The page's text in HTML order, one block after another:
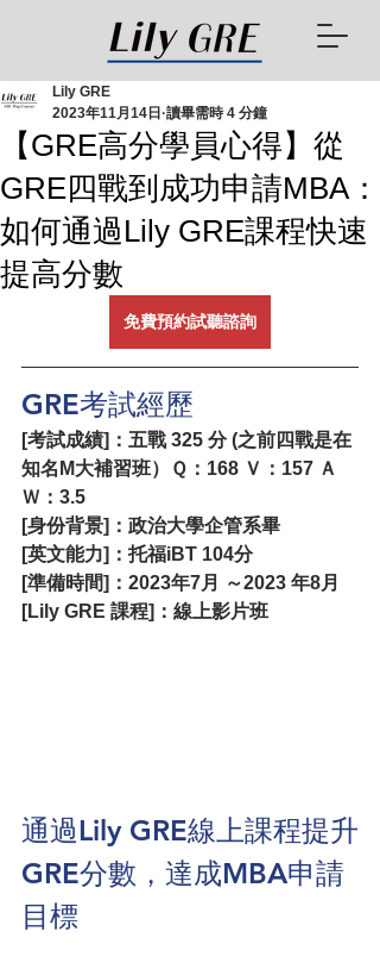
【GRE高分學員心得】從
GRE四戰到成功申請MBA：
如何通過Lily GRE課程快速
提高分數
Lily GRE
2023年11月14日 讀畢需時 4 分鐘
免費預約試聽諮詢
GRE考試經歷
[考試成績]：五戰 325 分 (之前四戰是在
知名M大補習班）Ｑ：168 Ｖ：157 Ａ
Ｗ：3.5
[身份背景]：政治大學企管系畢
[英文能力]：托福iBT 104分
[準備時間]：2023年7月 ～2023 年8月
[Lily GRE 課程]：線上影片班
通過Lily GRE線上課程提升
GRE分數，達成MBA申請
目標